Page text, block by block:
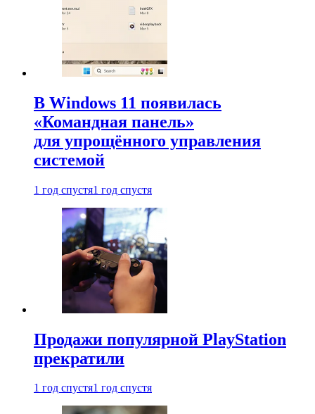
В Windows 11 появилась
«Командная панель»
для упрощённого управления
системой
1 год спустя1 год спустя
Продажи популярной PlayStation
прекратили
1 год спустя1 год спустя